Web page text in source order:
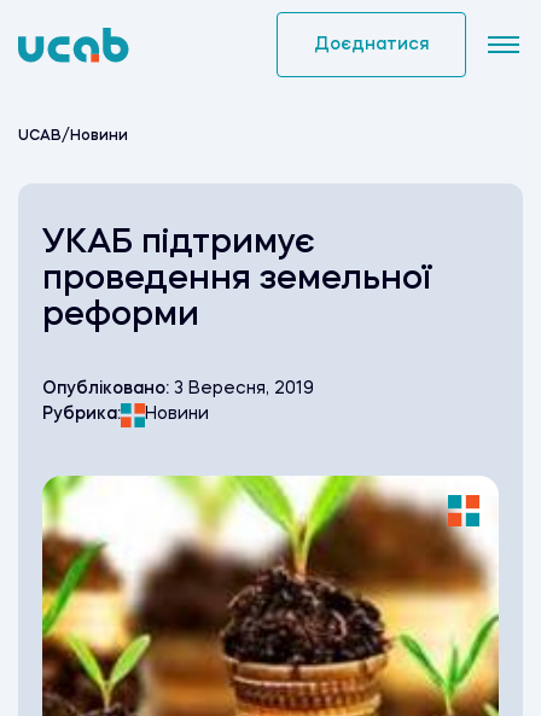
to
Доєднатися
UCAB/ Новини
УКАБ підтримує
проведення земельної
реформи
Опубліковано: 3 Вересня, 2019
Рубрика:
Новини